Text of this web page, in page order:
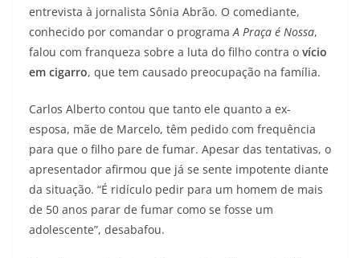
entrevista à jornalista Sônia Abrão. O comediante,
conhecido por comandar o programaA Praça é Nossa,
falou com franqueza sobre a luta do filho contra o vício
em cigarro, que tem causado preocupação na família.
Carlos Alberto contou que tanto ele quanto a ex-
esposa, mãe de Marcelo, têm pedido com frequência
para que o filho pare de fumar. Apesar das tentativas, o
apresentador afirmou que já se sente impotente diante
da situação. “É ridículo pedir para um homem de mais
de 50 anos parar de fumar como se fosse um
adolescente”, desabafou.